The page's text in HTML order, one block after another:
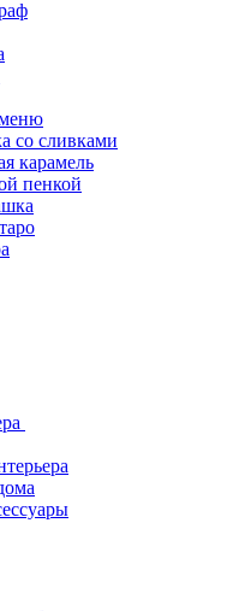
со сливками
карамель
пенкой